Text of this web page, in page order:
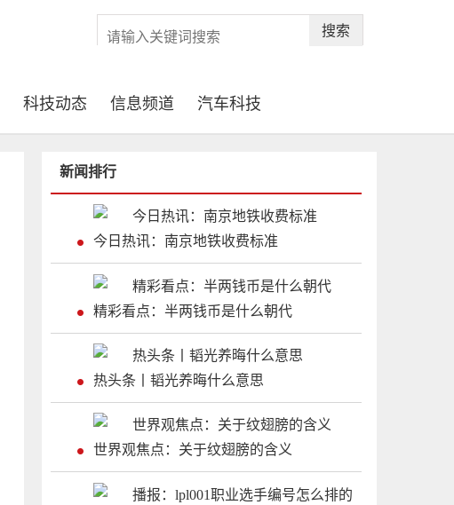
搜索
科技动态 信息频道 汽车科技
新闻排行
今日热讯：南京地铁收费标准
精彩看点：半两钱币是什么朝代
热头条丨韬光养晦什么意思
世界观焦点：关于纹翅膀的含义